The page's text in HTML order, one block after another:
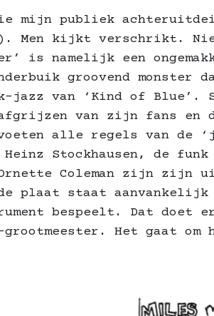
mijn publiek
Men kijkt verschrikt.
is namelijk een
groovend monster
jazz van ‘Kind of
van zijn fans en
alle regels van de
Stockhausen, de
Coleman zijn zijn
plaat staat aanvankelijk
bespeelt. Dat doet
grootmeester. Het gaat